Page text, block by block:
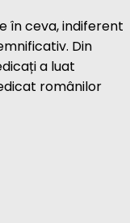
în ceva, indiferent
Din
a luat
românilor